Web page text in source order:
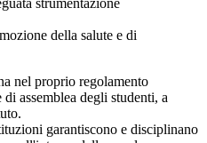
strumentazione
della salute e di
nel proprio regolamento
assemblea degli studenti, a
garantiscono e disciplinano